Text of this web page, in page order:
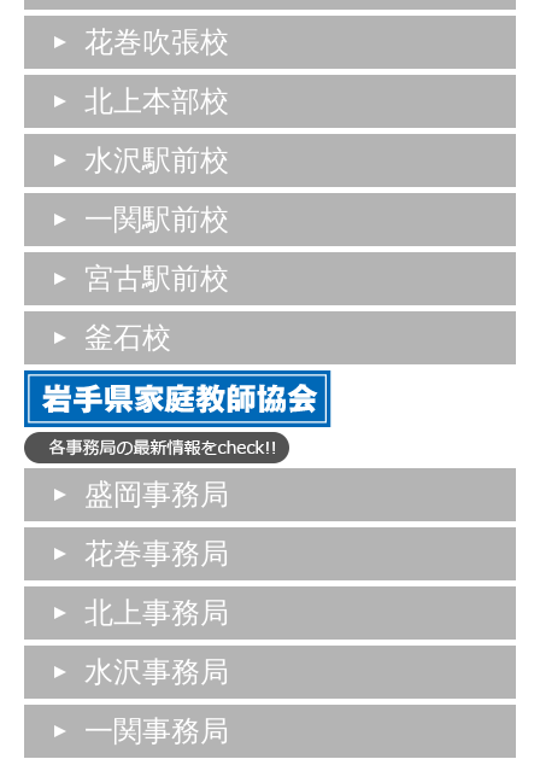
花巻吹張校
北上本部校
水沢駅前校
一関駅前校
宮古駅前校
釜石校
盛岡事務局
花巻事務局
北上事務局
水沢事務局
一関事務局